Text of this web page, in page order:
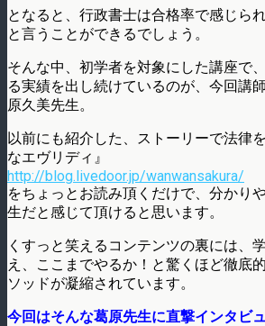
となると、行政書士は合格率で感じら
と言うことができるでしょう。
そんな中、初学者を対象にした講座で
る実績を出し続けているのが、今回講
原久美先生。
以前にも紹介した、ストーリーで法律
なエヴリディ』
http://blog.livedoor.jp/wanwansakura/
をちょっとお読み頂くだけで、分かり
生だと感じて頂けると思います。
くすっと笑えるコンテンツの裏には、
え、ここまでやるか！と驚くほど徹底
ソッドが凝縮されています。
今回はそんな葛原先生に直撃インタビュ